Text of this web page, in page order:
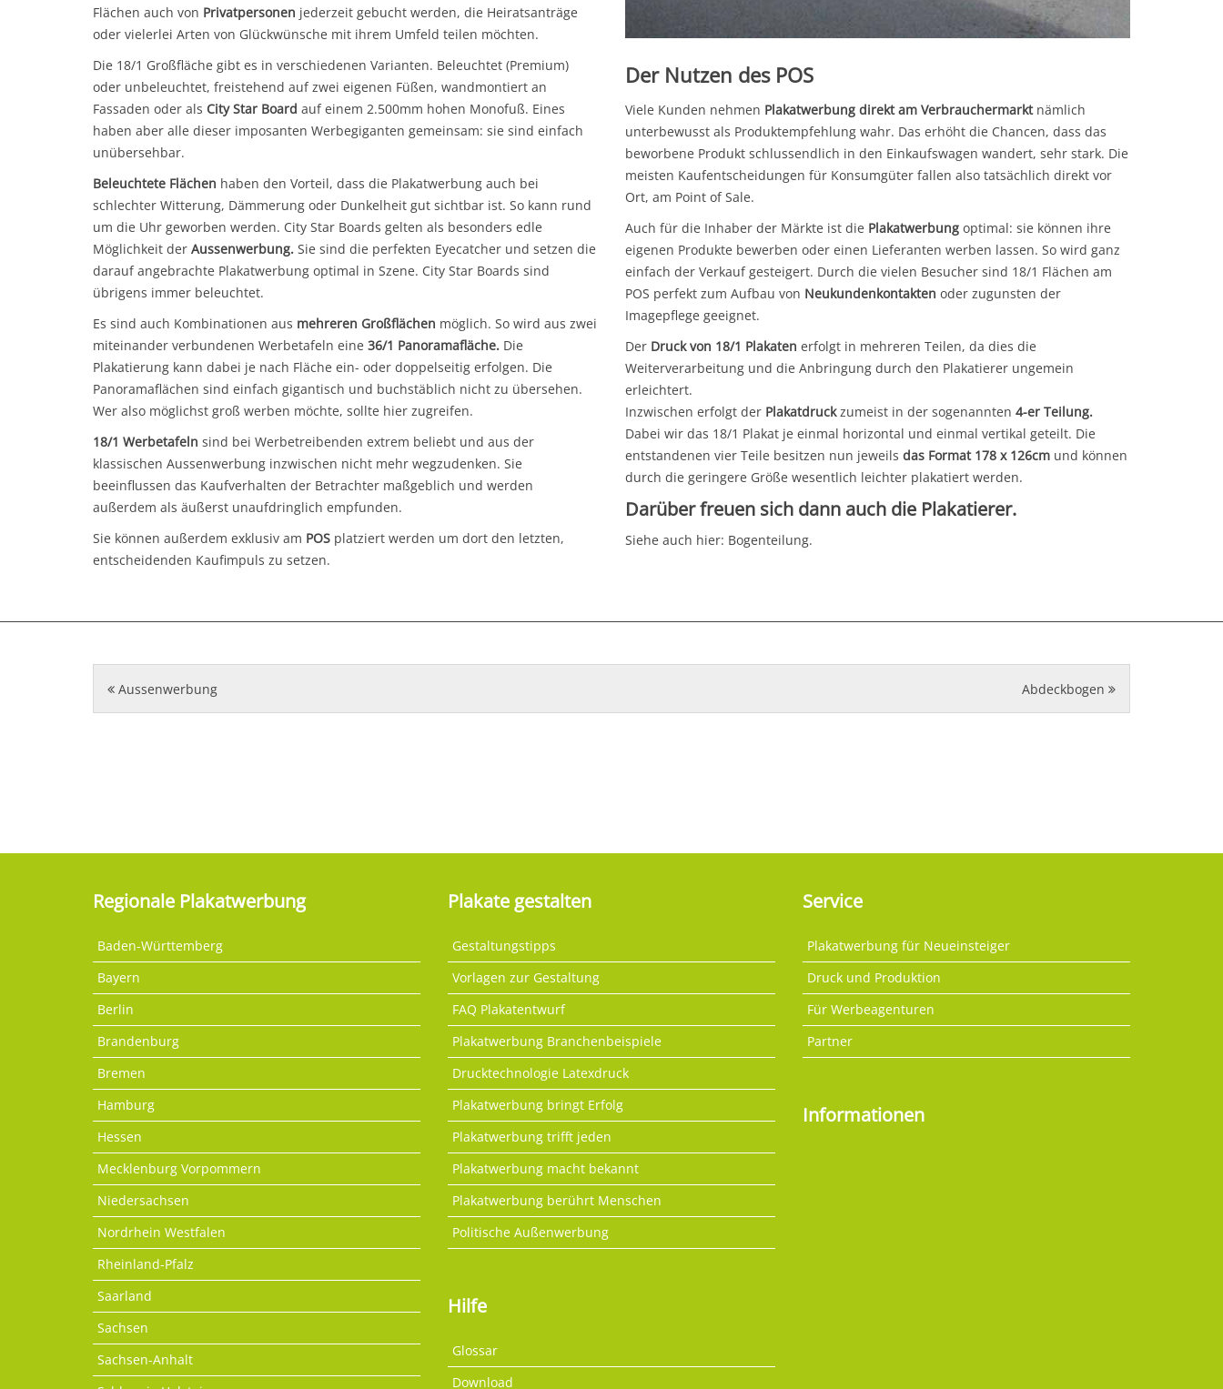
Flächen auch von Privatpersonen jederzeit gebucht werden, die Heiratsanträge
oder vielerlei Arten von Glückwünsche mit ihrem Umfeld teilen möchten.
Die 18/1 Großfläche gibt es in verschiedenen Varianten. Beleuchtet (Premium)
oder unbeleuchtet, freistehend auf zwei eigenen Füßen, wandmontiert an
Fassaden oder als City Star Board auf einem 2.500mm hohen Monofuß. Eines
haben aber alle dieser imposanten Werbegiganten gemeinsam: sie sind einfach
unübersehbar.
Beleuchtete Flächen haben den Vorteil, dass die Plakatwerbung auch bei
schlechter Witterung, Dämmerung oder Dunkelheit gut sichtbar ist. So kann rund
um die Uhr geworben werden. City Star Boards gelten als besonders edle
Möglichkeit der Aussenwerbung. Sie sind die perfekten Eyecatcher und setzen die
darauf angebrachte Plakatwerbung optimal in Szene. City Star Boards sind
übrigens immer beleuchtet.
Es sind auch Kombinationen aus mehreren Großflächen möglich. So wird aus zwei
miteinander verbundenen Werbetafeln eine 36/1 Panoramafläche. Die
Plakatierung kann dabei je nach Fläche ein- oder doppelseitig erfolgen. Die
Panoramaflächen sind einfach gigantisch und buchstäblich nicht zu übersehen.
Wer also möglichst groß werben möchte, sollte hier zugreifen.
18/1 Werbetafeln sind bei Werbetreibenden extrem beliebt und aus der
klassischen Aussenwerbung inzwischen nicht mehr wegzudenken. Sie
beeinflussen das Kaufverhalten der Betrachter maßgeblich und werden
außerdem als äußerst unaufdringlich empfunden.
Sie können außerdem exklusiv am POS platziert werden um dort den letzten,
entscheidenden Kaufimpuls zu setzen.
Der Nutzen des POS
Viele Kunden nehmen Plakatwerbung direkt am Verbrauchermarktnämlich
unterbewusst als Produktempfehlung wahr. Das erhöht die Chancen, dass das
beworbene Produkt schlussendlich in den Einkaufswagen wandert, sehr stark. Die
meisten Kaufentscheidungen für Konsumgüter fallen also tatsächlich direkt vor
Ort, am Point of Sale.
Auch für die Inhaber der Märkte ist die Plakatwerbung optimal: sie können ihre
eigenen Produkte bewerben oder einen Lieferanten werben lassen. So wird ganz
einfach der Verkauf gesteigert. Durch die vielen Besucher sind 18/1 Flächen am
POS perfekt zum Aufbau von Neukundenkontakten oder zugunsten der
Imagepflege geeignet.
Der Druck von 18/1 Plakaten erfolgt in mehreren Teilen, da dies die
Weiterverarbeitung und die Anbringung durch den Plakatierer ungemein
erleichtert.
Inzwischen erfolgt der Plakatdruckzumeist in der sogenannten 4-er Teilung.
Dabei wir das 18/1 Plakat je einmal horizontal und einmal vertikal geteilt. Die
entstandenen vier Teile besitzen nun jeweils das Format 178 x 126cm und können
durch die geringere Größe wesentlich leichter plakatiert werden.
Darüber freuen sich dann auch die Plakatierer.
Siehe auch hier: Bogenteilung.
Aussenwerbung Abdeckbogen
Regionale Plakatwerbung
Baden-Württemberg
Bayern
Berlin
Brandenburg
Bremen
Hamburg
Hessen
Mecklenburg Vorpommern
Niedersachsen
Nordrhein Westfalen
Rheinland-Pfalz
Saarland
Sachsen
Sachsen-Anhalt
Plakate gestalten
Gestaltungstipps
Vorlagen zur Gestaltung
FAQ Plakatentwurf
Plakatwerbung Branchenbeispiele
Drucktechnologie Latexdruck
Plakatwerbung bringt Erfolg
Plakatwerbung trifft jeden
Plakatwerbung macht bekannt
Plakatwerbung berührt Menschen
Politische Außenwerbung
Hilfe
Glossar
Download
Service
Plakatwerbung für Neueinsteiger
Druck und Produktion
Für Werbeagenturen
Partner
Informationen